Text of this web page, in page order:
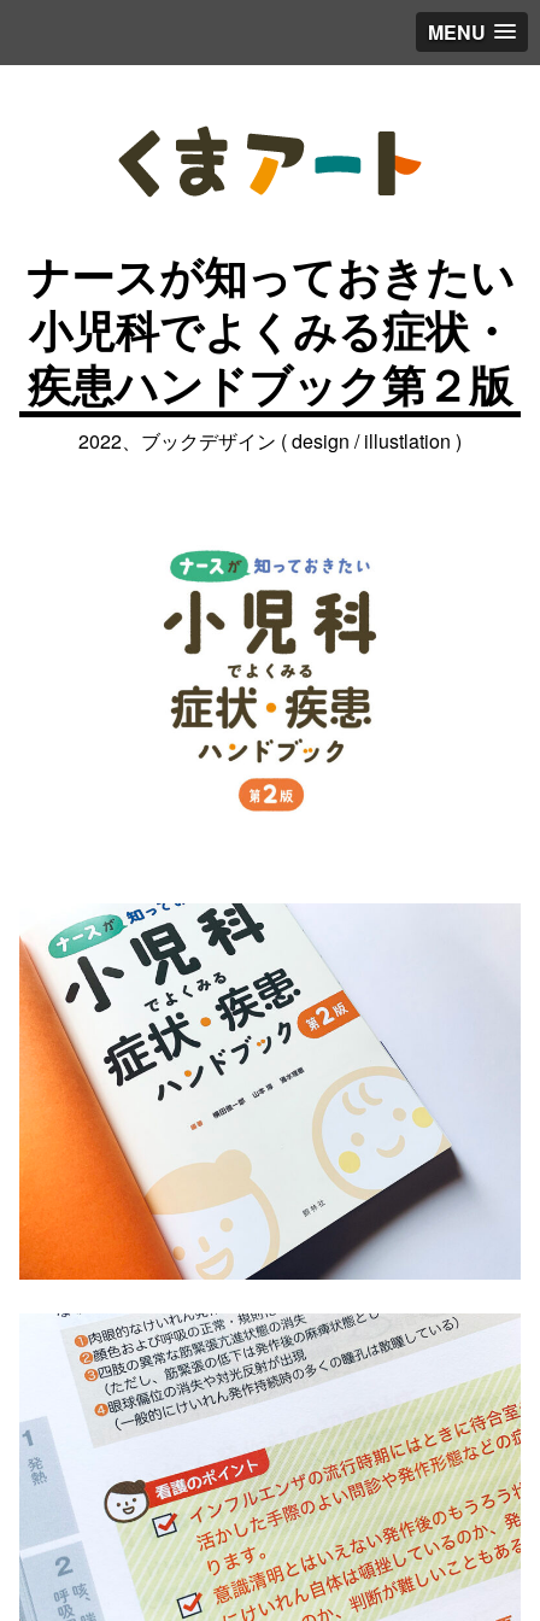
MENU
ナースが知っておきたい
小児科でよくみる症状・
疾患ハンドブック第２版
2022、ブックデザイン ( design / illustlation )